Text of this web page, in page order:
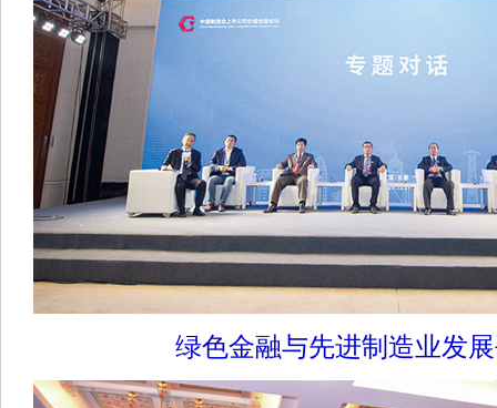
绿色金融与先进制造业发